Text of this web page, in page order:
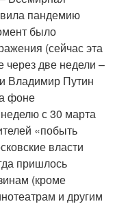
пандемию
было
(сейчас эта
две недели –
Владимир Путин
фоне
с 30 марта
«побыть
власти
пришлось
(кроме
и другим